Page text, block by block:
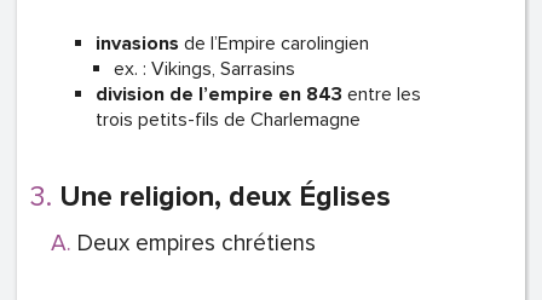
invasions de l’Empire carolingien
ex. : Vikings, Sarrasins
division de l’empire en 843 entre les
trois petits-fils de Charlemagne
Une religion, deux Églises
Deux empires chrétiens